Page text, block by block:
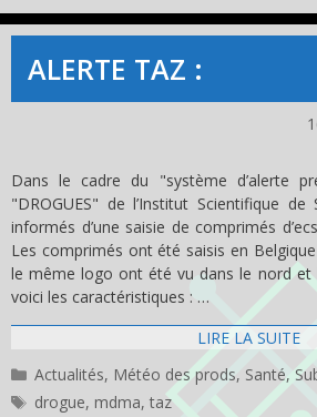
ALERTE TAZ :
Dans le cadre du "système d’alerte
"DROGUES" de l’Institut Scientifique
informés d’une saisie de comprimés
Les comprimés ont été saisis en
le même logo ont été vu dans le nord et
voici les caractéristiques : …
LIRE LA SUITE
Catégories
Actualités, Météo des prods, Santé,
Étiquettes
drogue, mdma,taz